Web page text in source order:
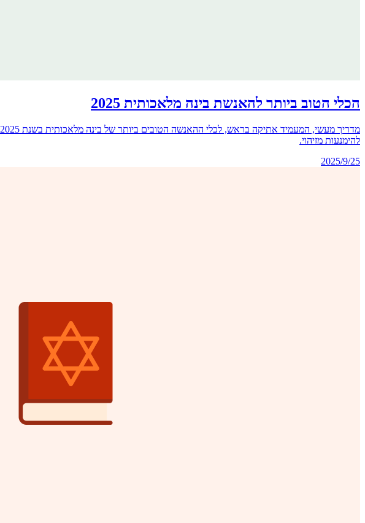
הכלי הטוב ביותר להאנשת בינה מלאכותית 2025
להימנעות מזיהוי.
2025/9/25